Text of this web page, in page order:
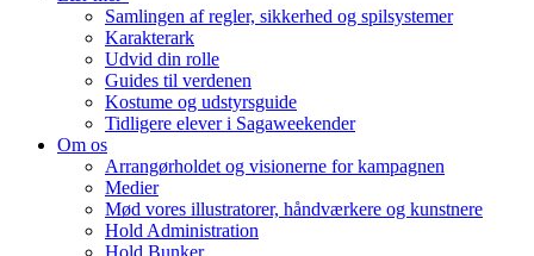
Samlingen af regler, sikkerhed og spilsystemer
Karakterark
Udvid din rolle
Guides til verdenen
Kostume og udstyrsguide
Tidligere elever i Sagaweekender
Om os
Arrangørholdet og visionerne for kampagnen
Medier
Mød vores illustratorer, håndværkere og kunstnere
Hold Administration
Hold Bunker